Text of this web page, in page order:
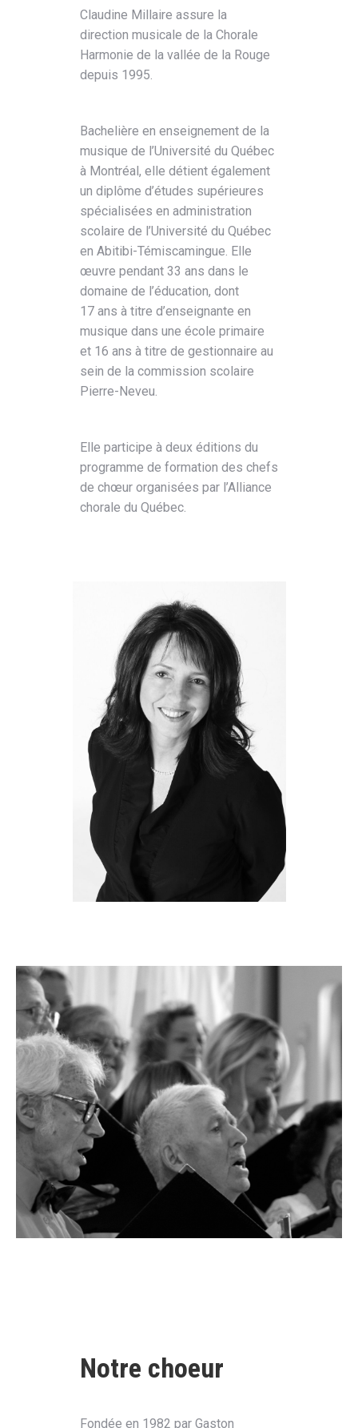
Claudine Millaire assure la
direction musicale de la Chorale
Harmonie de la vallée de la Rouge
depuis 1995.
Bachelière en enseignement de la
musique de l’Université du Québec
à Montréal, elle détient également
un diplôme d’études supérieures
spécialisées en administration
scolaire de l’Université du Québec
en Abitibi-Témiscamingue. Elle
œuvre pendant 33 ans dans le
domaine de l’éducation, dont
17 ans à titre d’enseignante en
musique dans une école primaire
et 16 ans à titre de gestionnaire au
sein de la commission scolaire
Pierre-Neveu.
Elle participe à deux éditions du
programme de formation des chefs
de chœur organisées par l’Alliance
chorale du Québec.
Notre choeur
Fondée en 1982 par Gaston